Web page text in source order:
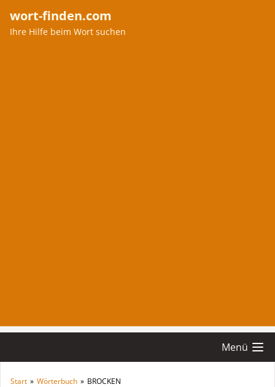
wort-finden.com
Ihre Hilfe beim Wort suchen
Menü
Start » Wörterbuch » BROCKEN